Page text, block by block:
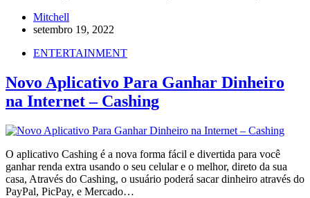
Mitchell
setembro 19, 2022
ENTERTAINMENT
Novo Aplicativo Para Ganhar Dinheiro
na Internet – Cashing
O aplicativo Cashing é a nova forma fácil e divertida para você
ganhar renda extra usando o seu celular e o melhor, direto da sua
casa, Através do Cashing, o usuário poderá sacar dinheiro através do
PayPal, PicPay, e Mercado…